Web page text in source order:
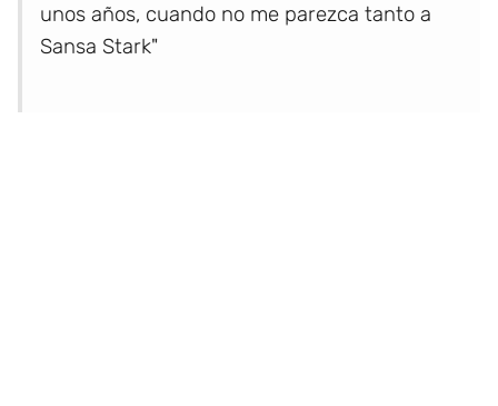
unos años, cuando no me parezca tanto a
Sansa Stark"